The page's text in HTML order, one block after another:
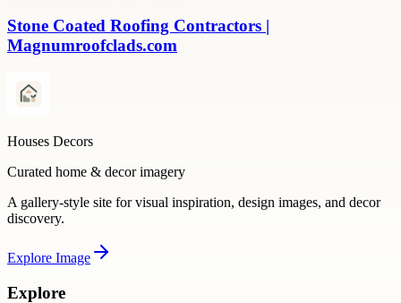
Stone Coated Roofing Contractors |
Magnumroofclads.com
Houses Decors
Curated home & decor imagery
A gallery-style site for visual inspiration, design images, and decor
discovery.
Explore Image
Explore